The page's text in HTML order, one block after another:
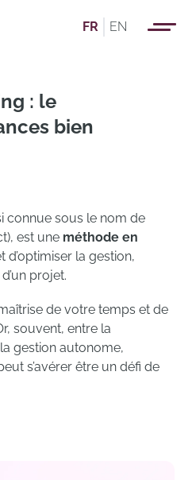
FR EN
: le
bien
connue sous le nom de
est une méthode en
d’optimiser la gestion,
projet.
de votre temps et de
souvent, entre la
gestion autonome,
s’avérer être un défi de